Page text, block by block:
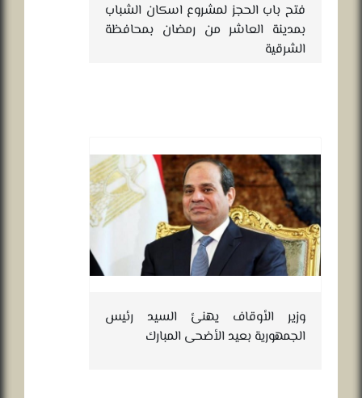
فتح باب الحجز لمشروع اسكان الشباب
بمدينة العاشر من رمضان بمحافظة
الشرقية
وزير الأوقاف يهنئ السيد رئيس
الجمهورية بعيد الأضحى المبارك